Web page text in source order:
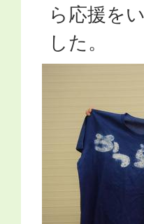
ら応援を
した。